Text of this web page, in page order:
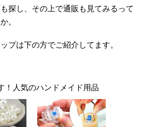
探し、その上で通販も見てみるって
。
プは下の方でご紹介してます。
！人気のハンドメイド用品